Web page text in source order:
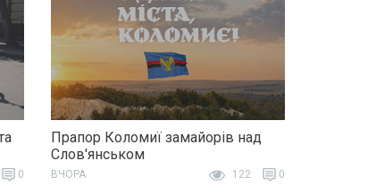
0
Прапор Коломиї замайорів над
Слов'янськом
ВЧОРА 122 0